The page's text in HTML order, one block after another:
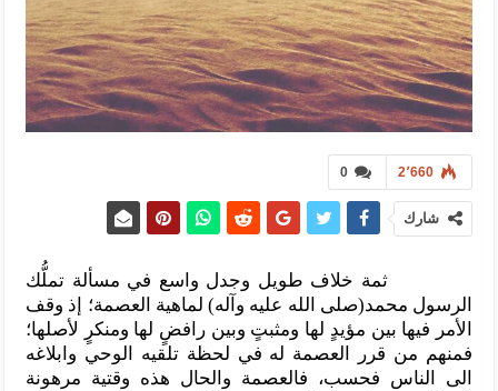
0 2٬660
شارك
ثمة خلاف طويل وجدل واسع في مسألة تملُّك
الرسول محمد(صلى الله عليه وآله) لماهية العصمة؛ إذ وقف
الأمر فيها بين مؤيدٍ لها ومثبتٍ وبين رافضٍ لها ومنكرٍ لأصلها؛
فمنهم من قرر العصمة له في لحظة تلقيه الوحي وابلاغه
الى الناس فحسب، فالعصمة والحال هذه وقتية مرهونة